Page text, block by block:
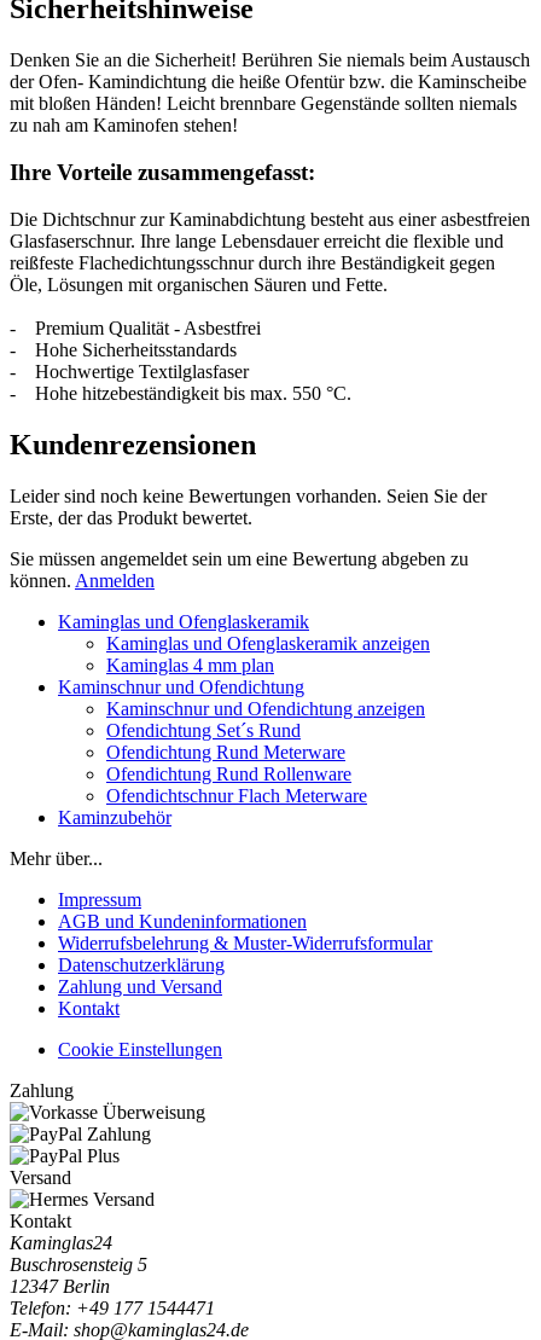
Sicherheitshinweise
Denken Sie an die Sicherheit! Berühren Sie niemals beim Austausch
der Ofen- Kamindichtung die heiße Ofentür bzw. die Kaminscheibe
mit bloßen Händen! Leicht brennbare Gegenstände sollten niemals
zu nah am Kaminofen stehen!
Ihre Vorteile zusammengefasst:
Die Dichtschnur zur Kaminabdichtung besteht aus einer asbestfreien
Glasfaserschnur. Ihre lange Lebensdauer erreicht die flexible und
reißfeste Flachedichtungsschnur durch ihre Beständigkeit gegen
Öle, Lösungen mit organischen Säuren und Fette.
- Premium Qualität - Asbestfrei
- Hohe Sicherheitsstandards
- Hochwertige Textilglasfaser
- Hohe hitzebeständigkeit bis max. 550 °C.
Kundenrezensionen
Leider sind noch keine Bewertungen vorhanden. Seien Sie der
Erste, der das Produkt bewertet.
Sie müssen angemeldet sein um eine Bewertung abgeben zu
können. Anmelden
Kaminglas und Ofenglaskeramik
Kaminglas und Ofenglaskeramik anzeigen
Kaminglas 4 mm plan
Kaminschnur und Ofendichtung
Kaminschnur und Ofendichtung anzeigen
Ofendichtung Set´s Rund
Ofendichtung Rund Meterware
Ofendichtung Rund Rollenware
Ofendichtschnur Flach Meterware
Kaminzubehör
Mehr über...
Impressum
AGB und Kundeninformationen
Widerrufsbelehrung & Muster-Widerrufsformular
Datenschutzerklärung
Zahlung und Versand
Kontakt
Cookie Einstellungen
Zahlung
Versand
Kontakt
Kaminglas24
Buschrosensteig 5
12347 Berlin
Telefon: +49 177 1544471
E-Mail: shop@kaminglas24.de